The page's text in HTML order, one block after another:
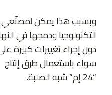
وبسبب هذا يمكن لمصنّعي
التكنولوجيا ودمجها في
دون إجراء تغييرات كبيرة
سواء باستعمال طرق إنتاج
“24 إم” شبه الصلبة.